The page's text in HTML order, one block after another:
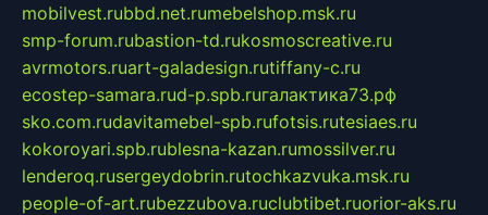
mobilvest.rubbd.net.rumebelshop.msk.ru
smp-forum.rubastion-td.rukosmoscreative.ru
avrmotors.ruart-galadesign.rutiffany-c.ru
ecostep-samara.rud-p.spb.ruгалактика73.рф
sko.com.rudavitamebel-spb.rufotsis.rutesiaes.ru
kokoroyari.spb.rublesna-kazan.rumossilver.ru
lenderoq.rusergeydobrin.rutochkazvuka.msk.ru
people-of-art.rubezzubova.ruclubtibet.ruorior-aks.ru